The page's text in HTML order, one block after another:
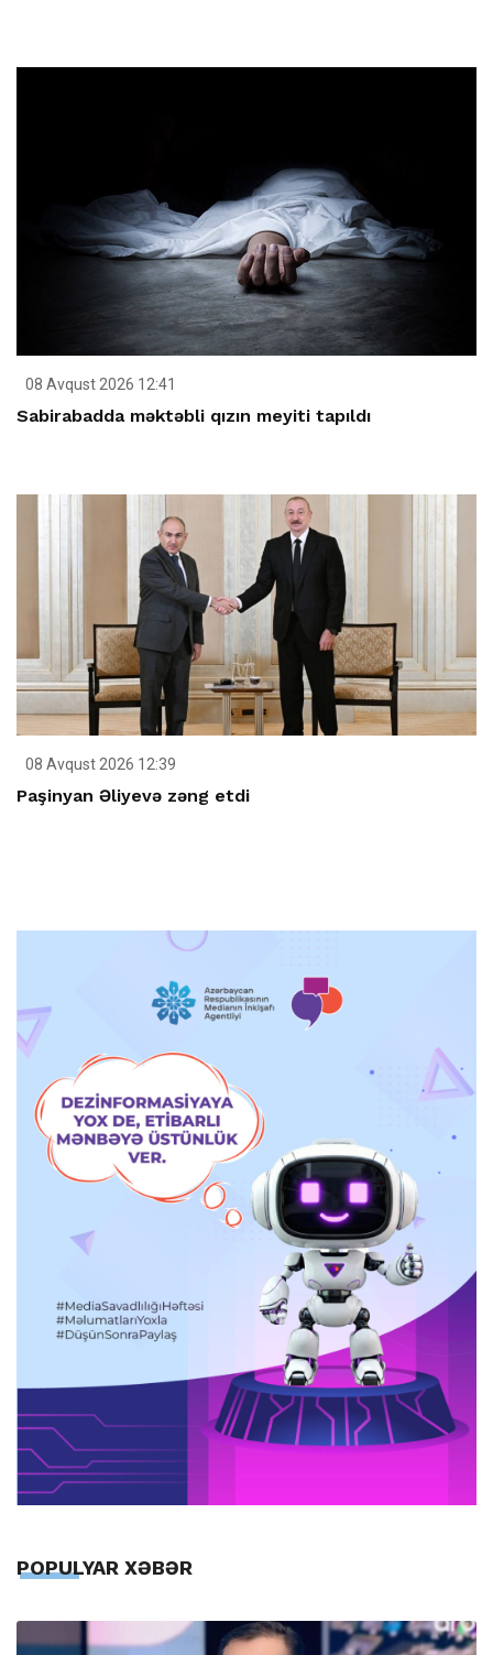
08 Avqust 2026 12:41
Sabirabadda məktəbli qızın meyiti tapıldı
08 Avqust 2026 12:39
Paşinyan Əliyevə zəng etdi
POPULYAR XƏBƏR